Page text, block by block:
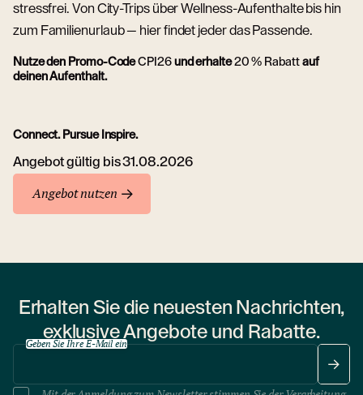
stressfrei. Von City-Trips über Wellness-Aufenthalte bis hin
zum Familienurlaub — hier findet jeder das Passende.
Nutze den Promo-CodeCPI26und erhalte20 % Rabattauf
deinen Aufenthalt.
Connect. Pursue Inspire.
Angebot gültig bis 31.08.2026
Angebot nutzen
Erhalten Sie die neuesten Nachrichten,
exklusive Angebote und Rabatte.
Geben Sie Ihre E-Mail ein